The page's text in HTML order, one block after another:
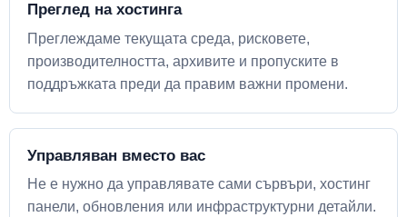
Преглед на хостинга
Преглеждаме текущата среда, рисковете,
производителността, архивите и пропуските в
поддръжката преди да правим важни промени.
Управляван вместо вас
Не е нужно да управлявате сами сървъри, хостинг
панели, обновления или инфраструктурни детайли.